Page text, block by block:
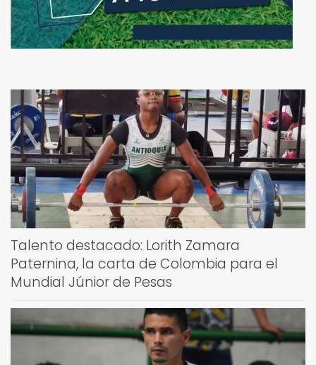
Talento destacado: Lorith Zamara
Paternina, la carta de Colombia para el
Mundial Júnior de Pesas